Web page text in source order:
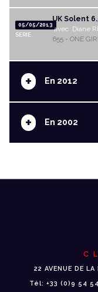
05/05/2013
SERIE
UK Solent
avec Diane
655 - ONE
+ En 2012
+ En 2002
22 AVENUE DE
Tél: +33 (0)9 54 54